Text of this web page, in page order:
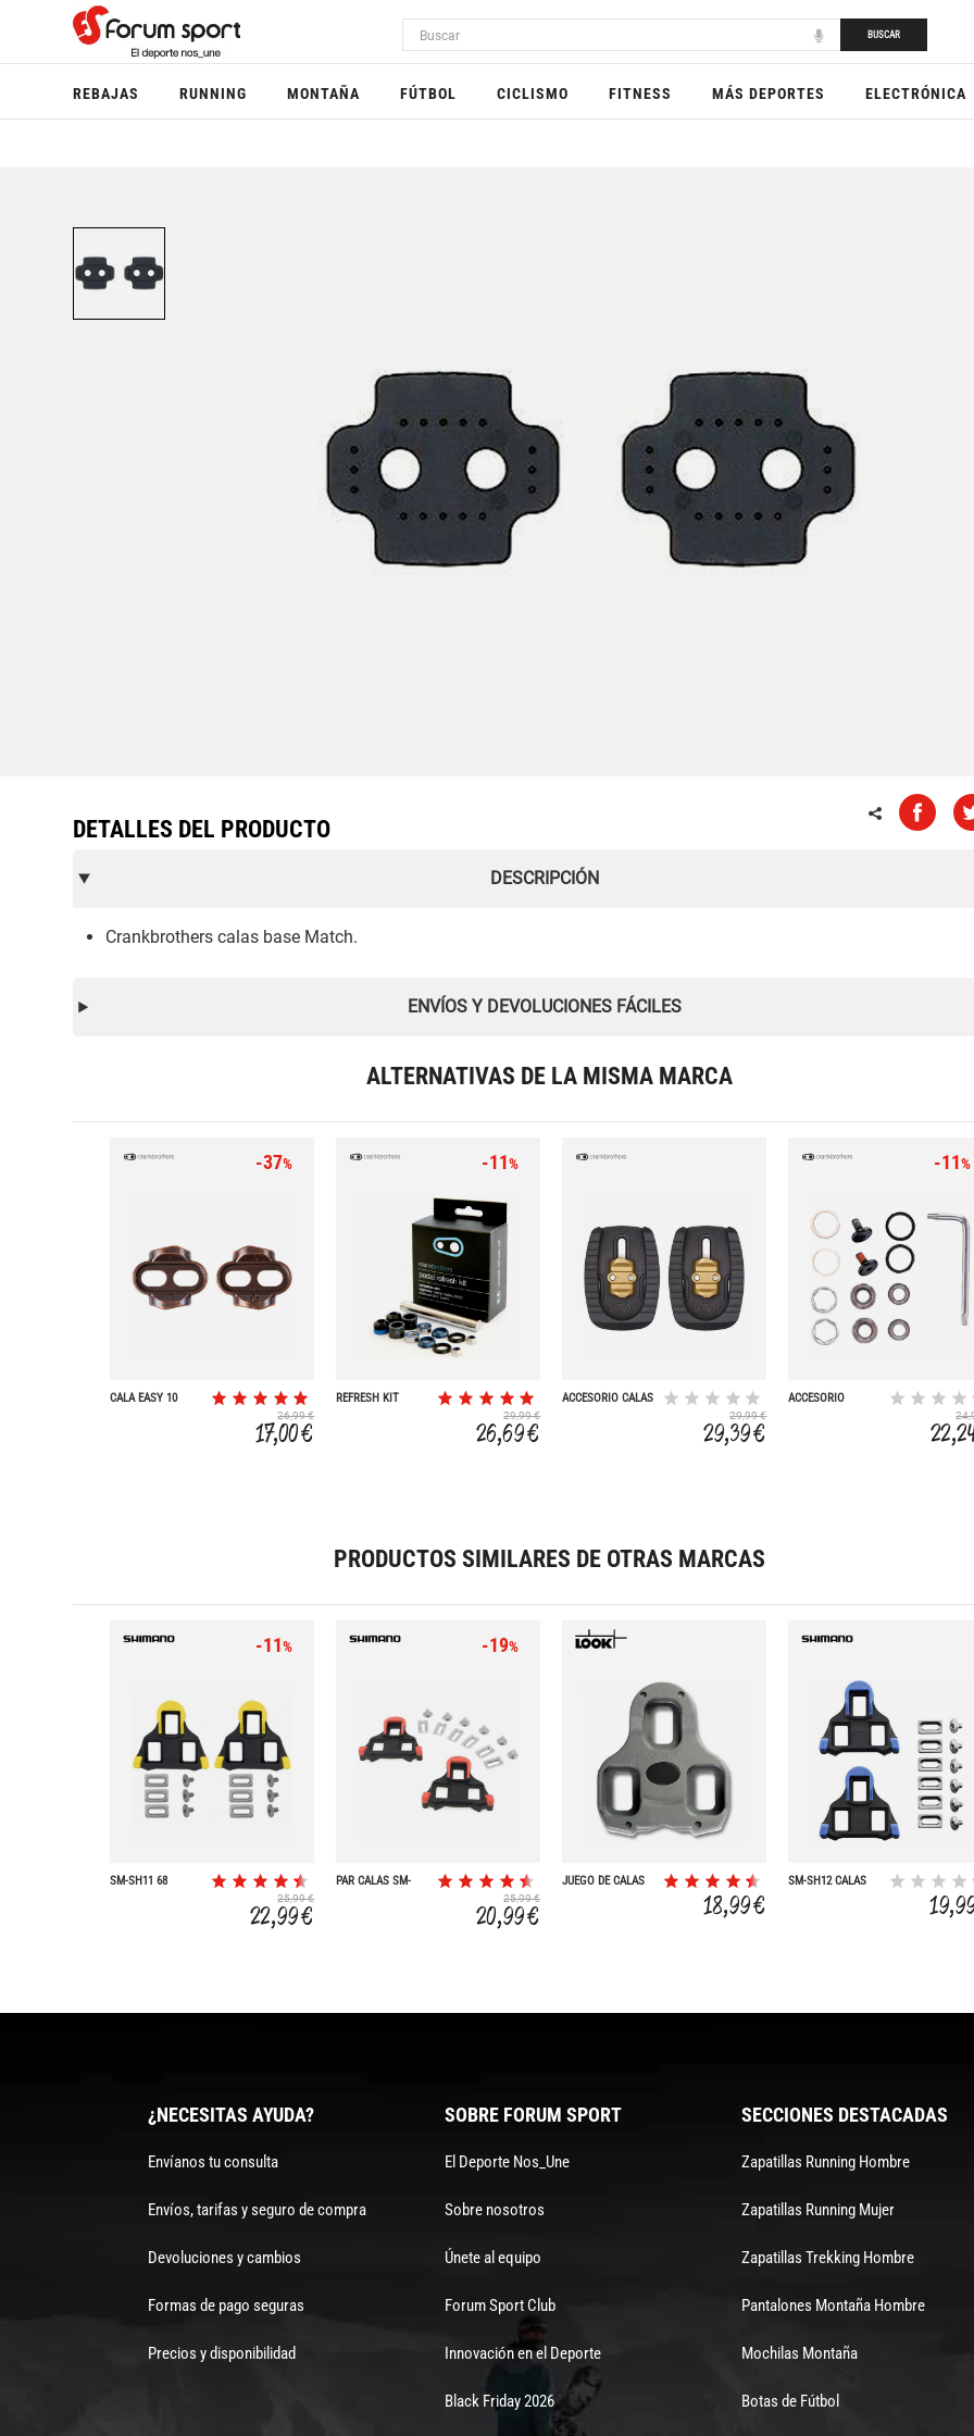
BUSCAR
REBAJAS RUNNING MONTAÑA FÚTBOL CICLISMO FITNESS MÁS DEPORTES ELECTRÓNICA
DETALLES DEL PRODUCTO
DESCRIPCIÓN
Crankbrothers calas base Match.
ENVÍOS Y DEVOLUCIONES FÁCILES
ALTERNATIVAS DE LA MISMA MARCA
-37%
CALA EASY 10
26,99 €
17,00 €
-11%
REFRESH KIT
29,99 €
26,69 €
ACCESORIO CALAS
29,99 €
29,39 €
-11%
ACCESORIO
PRODUCTOS SIMILARES DE OTRAS MARCAS
-11%
SM-SH11 68
25,99 €
22,99 €
-19%
PAR CALAS SM-
25,99 €
20,99 €
JUEGO DE CALAS
18,99 €
SM-SH12 CALAS
¿NECESITAS AYUDA?
Envíanos tu consulta
Envíos, tarifas y seguro de compra
Devoluciones y cambios
Formas de pago seguras
Precios y disponibilidad
SOBRE FORUM SPORT
El Deporte Nos_Une
Sobre nosotros
Únete al equipo
Forum Sport Club
Innovación en el Deporte
Black Friday 2026
SECCIONES DESTACADAS
Zapatillas Running Hombre
Zapatillas Running Mujer
Zapatillas Trekking Hombre
Pantalones Montaña Hombre
Mochilas Montaña
Botas de Fútbol